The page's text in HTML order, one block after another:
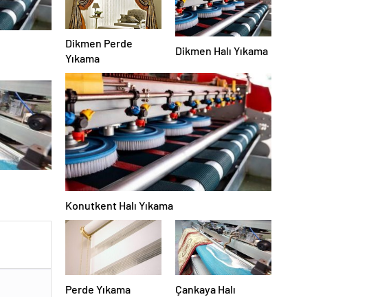
Dikmen Perde
Yıkama
Dikmen Halı Yıkama
Konutkent Halı Yıkama
Perde Yıkama
Çankaya Halı